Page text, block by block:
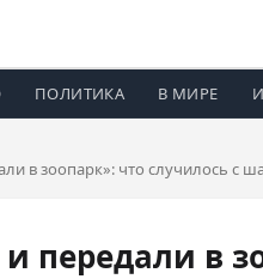
ПОЛИТИКА В МИРЕ
в зоопарк»: что случилось
передали в